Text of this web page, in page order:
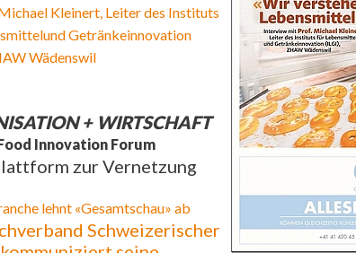
Kleinert, Leiter des Instituts
Getränkeinnovation
Wädenswil
+ WIRTSCHAFT
Innovation Forum
zur Vernetzung
lehnt «Gesamtschau» ab
Schweizerischer